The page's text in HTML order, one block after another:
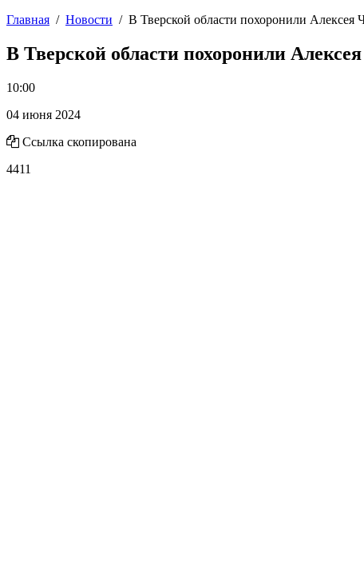
Главная
Новости В Тверской области похоронили Алексея
В Тверской области похоронили
10:00
04 июня 2024
Ссылка скопирована
4411